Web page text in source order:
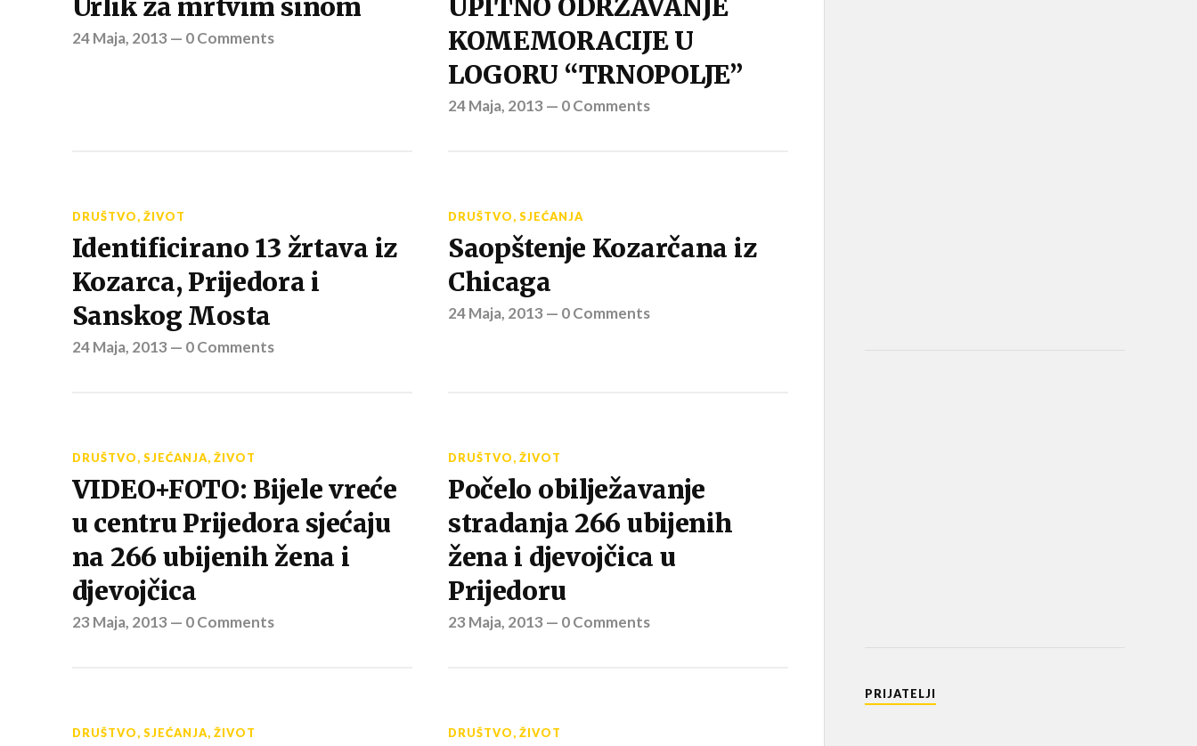
Urlik za mrtvim sinom
24 Maja, 2013 — 0 Comments
UPITNO ODRŽAVANJE
KOMEMORACIJE U
LOGORU “TRNOPOLJE”
24 Maja, 2013 — 0 Comments
DRUŠTVO, ŽIVOT
Identificirano 13 žrtava iz
Kozarca, Prijedora i
Sanskog Mosta
24 Maja, 2013 — 0 Comments
DRUŠTVO, SJEĆANJA
Saopštenje Kozarčana iz
Chicaga
24 Maja, 2013 — 0 Comments
DRUŠTVO, SJEĆANJA, ŽIVOT
VIDEO+FOTO: Bijele vreće
u centru Prijedora sjećaju
na 266 ubijenih žena i
djevojčica
23 Maja, 2013 — 0 Comments
DRUŠTVO, ŽIVOT
Počelo obilježavanje
stradanja 266 ubijenih
žena i djevojčica u
Prijedoru
23 Maja, 2013 — 0 Comments
DRUŠTVO, SJEĆANJA, ŽIVOT DRUŠTVO, ŽIVOT
PRIJATELJI